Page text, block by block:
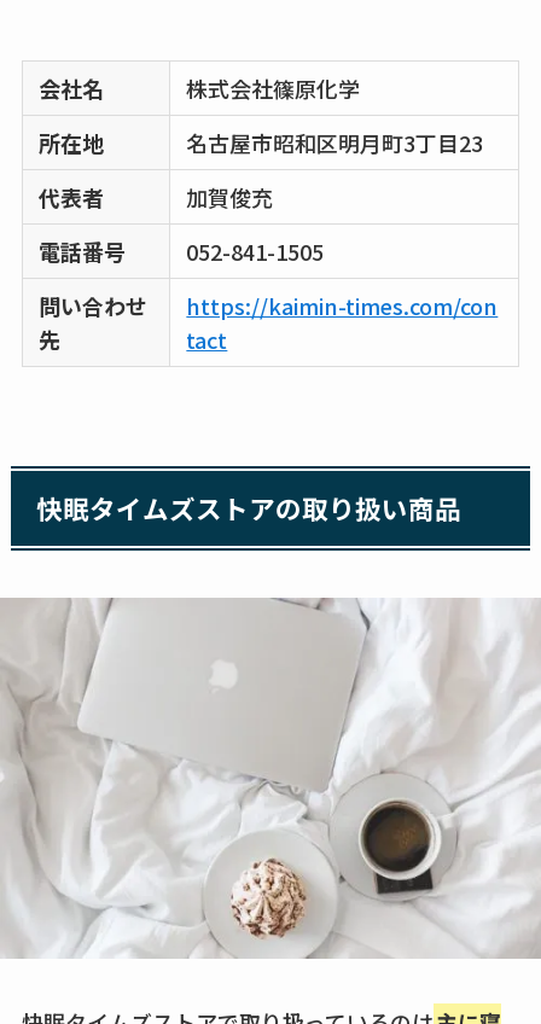
会社名
株式会社篠原化学
所在地
名古屋市昭和区明月町3丁目23
代表者
加賀俊充
電話番号
052-841-1505
問い合わせ
先
https://kaimin-times.com/con
tact
快眠タイムズストアの取り扱い商品